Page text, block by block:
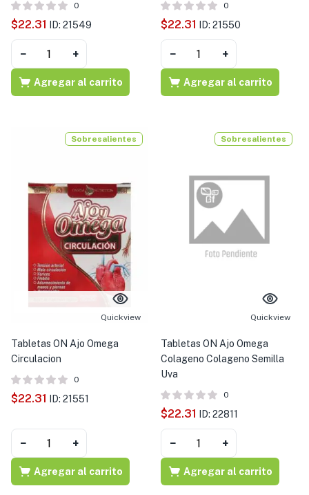
0
$22.31 ID: 21549
− +
Agregar al carrito
0
$22.31 ID: 21550
− +
Agregar al carrito
Sobresalientes
Quickview
Tabletas ON Ajo Omega
Circulacion
0
$22.31 ID: 21551
− +
Agregar al carrito
Sobresalientes
Quickview
Tabletas ON Ajo Omega
Colageno Colageno Semilla
Uva
0
$22.31 ID: 22811
− +
Agregar al carrito